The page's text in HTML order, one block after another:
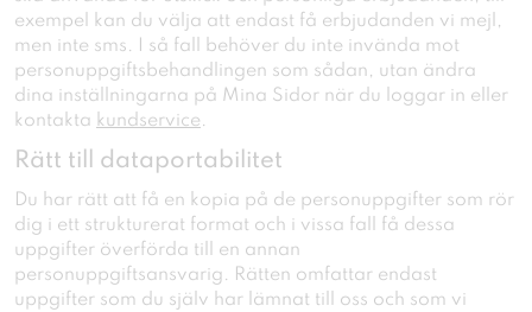
exempel kan du välja att endast få erbjudanden vi mejl,
men inte sms. I så fall behöver du inte invända mot
personuppgiftsbehandlingen som sådan, utan ändra
dina inställningarna på Mina Sidor när du loggar in eller
kontakta kundservice.
Rätt till dataportabilitet
Du har rätt att få en kopia på de personuppgifter som rör
dig i ett strukturerat format och i vissa fall få dessa
uppgifter överförda till en annan
personuppgiftsansvarig. Rätten omfattar endast
uppgifter som du själv har lämnat till oss och som vi